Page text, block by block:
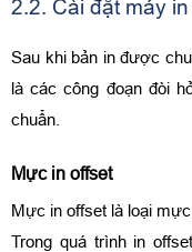
2.2. Cài đặt máy
Sau khi bản in được
là các công đoạn đòi
chuẩn.
Mực in offset
Mực in offset là loại
Trong quá trình in